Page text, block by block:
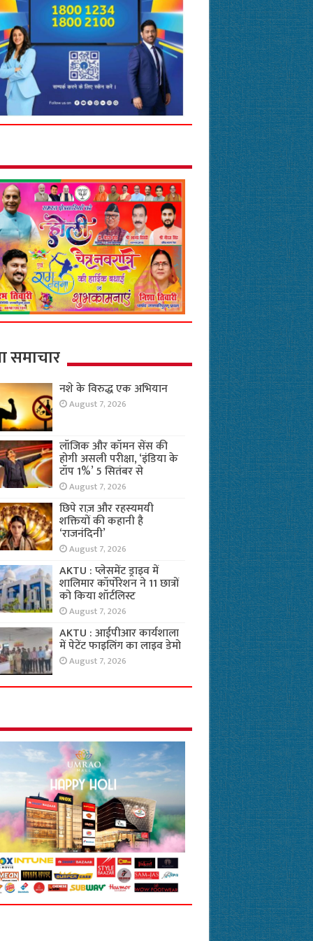
समाचार
नशे के विरुद्ध एक अभियान
August 7, 2026
लॉजिक और कॉमन सेंस की
होगी असली परीक्षा, ‘इंडिया के
टॉप 1%’ 5 सितंबर से
August 7, 2026
छिपे राज़ और रहस्यमयी
शक्तियों की कहानी है
‘राजनंदिनी’
August 7, 2026
AKTU : प्लेसमेंट ड्राइव में
शालिमार कॉर्पोरेशन ने 11 छात्रों
को किया शॉर्टलिस्ट
August 7, 2026
AKTU : आईपीआर कार्यशाला
में पेटेंट फाइलिंग का लाइव डेमो
August 7, 2026